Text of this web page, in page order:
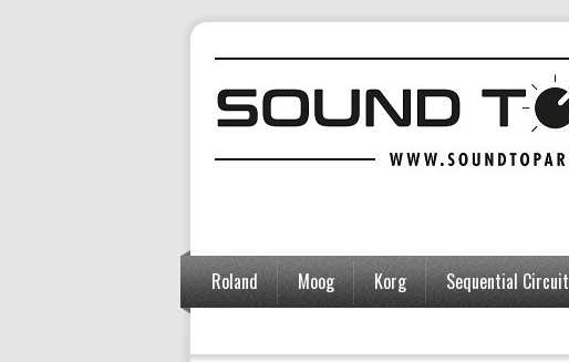
Roland Moog Korg Sequential